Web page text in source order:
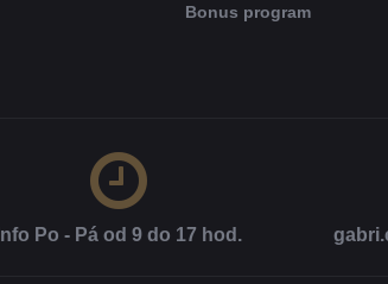
Bonus program
Info Po - Pá od 9 do 17 hod​.